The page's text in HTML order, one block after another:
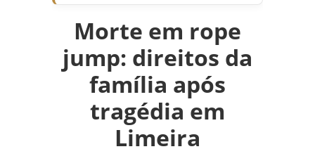
Morte em rope
jump: direitos da
família após
tragédia em
Limeira